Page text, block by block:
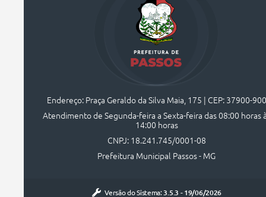
Endereço: Praça Geraldo da Silva Maia, 175 | CEP: 37900-900
Atendimento de Segunda-feira a Sexta-feira das 08:00 horas
14:00 horas
CNPJ: 18.241.745/0001-08
Prefeitura Municipal Passos - MG
Versão do Sistema: 3.5.3 - 19/06/2026